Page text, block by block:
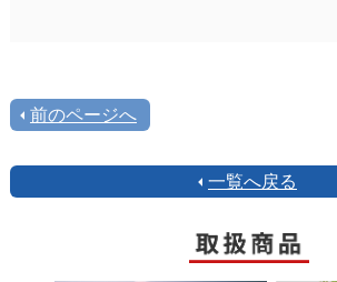
前のページへ
一覧へ戻る